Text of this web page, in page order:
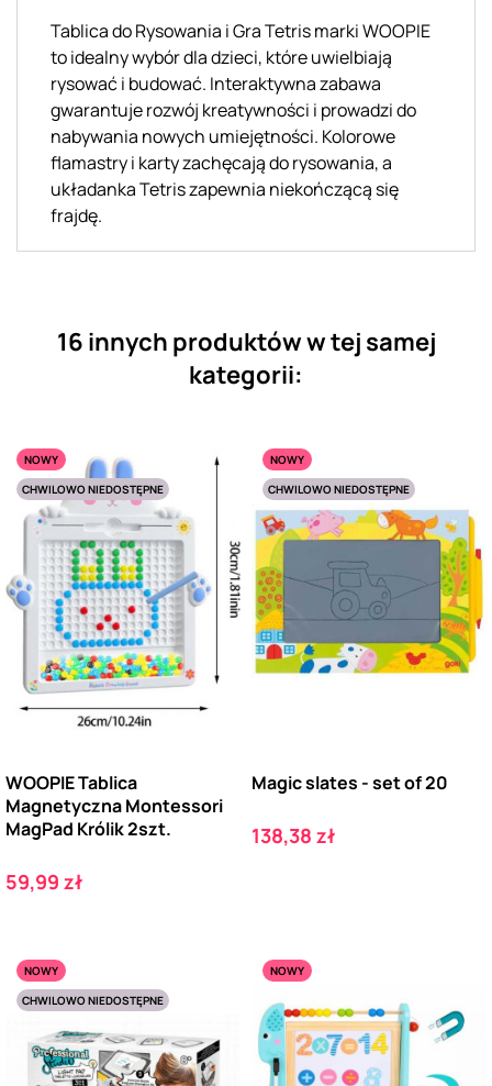
Tablica do Rysowania i Gra Tetris marki WOOPIE
to idealny wybór dla dzieci, które uwielbiają
rysować i budować. Interaktywna zabawa
gwarantuje rozwój kreatywności i prowadzi do
nabywania nowych umiejętności. Kolorowe
flamastry i karty zachęcają do rysowania, a
układanka Tetris zapewnia niekończącą się
frajdę.
16 innych produktów w tej samej
kategorii:
NOWY
CHWILOWO NIEDOSTĘPNE
WOOPIE Tablica
Magnetyczna Montessori
MagPad Królik 2szt.
Cena
59,99 zł
NOWY
CHWILOWO NIEDOSTĘPNE
Magic slates - set of 20
Cena
138,38 zł
NOWY
CHWILOWO NIEDOSTĘPNE
NOWY